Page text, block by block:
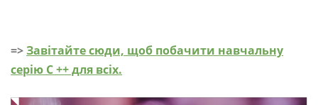
=>Завітайте сюди, щоб побачити навчальну
серію C ++ для всіх.